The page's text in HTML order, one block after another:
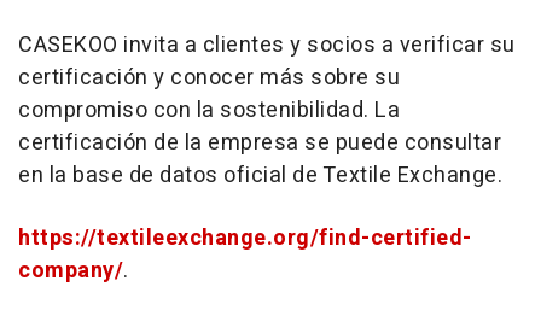
CASEKOO invita a clientes y socios a verificar su
certificación y conocer más sobre su
compromiso con la sostenibilidad. La
certificación de la empresa se puede consultar
en la base de datos oficial de Textile Exchange.
https://textileexchange.org/find-certified-
company/.